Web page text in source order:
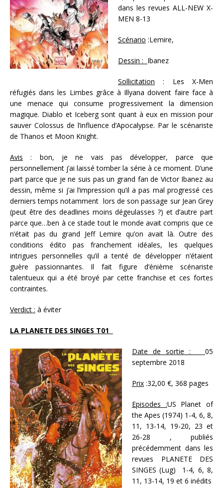
dans les revues ALL-NEW X-
MEN 8-13
Scénario :Lemire,
Dessin : Ibanez
Sollicitation : Les X-Men
réfugiés dans les Limbes grâce à Illyana doivent faire face à
une menace qui consume progressivement la dimension
magique. Diablo et Iceberg sont quant à eux en mission pour
sauver Colossus de l’influence d’Apocalypse. Par le scénariste
de Thanos et Moon Knight.
Avis : bon, je ne vais pas développer, parce que
personnellement j’ai laissé tomber la série à ce moment. D’une
part parce que je ne suis pas un grand fan de Victor Ibanez au
dessin, même si j’ai l’impression qu’il a pas mal progressé ces
derniers temps notamment lors de son passage sur Jean Grey
(peut être des deadlines moins dégeulasses ?) et d’autre part
parce que…ben à ce stade tout le monde avait compris que ce
n’était pas du grand Jeff Lemire qu’on avait là. Outre des
conditions édito pas franchement idéales, les quelques
intrigues personnelles qu’il a tenté de développer n’étaient
guère passionnantes. Il fait figure d’énième scénariste
talentueux qui a été broyé par cette franchise et ces fortes
contraintes.
Verdict : à éviter
LA PLANETE DES SINGES T01
Date de sortie : 05
septembre 2018
Prix :32,00 €, 368 pages
Episodes :US Planet of
the Apes (1974) 1-4, 6, 8,
11, 13-14, 19-20, 23 et
26-28 , publiés
précédemment dans les
revues PLANETE DES
SINGES (Lug) 1-4, 6, 8,
11, 13-14, 19 et 6 inédits